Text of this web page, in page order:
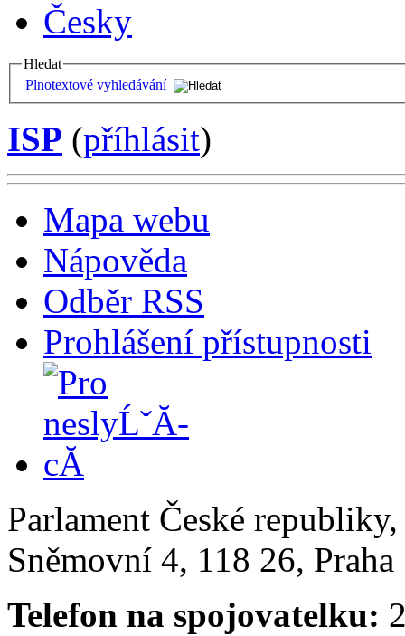
Česky
Hledat
Plnotextové vyhledávání
ISP (příhlásit)
Mapa webu
Nápověda
Odběr RSS
Prohlášení přístupnosti
Parlament České
Sněmovní 4, 118 26,
Telefon na spojovatelku: